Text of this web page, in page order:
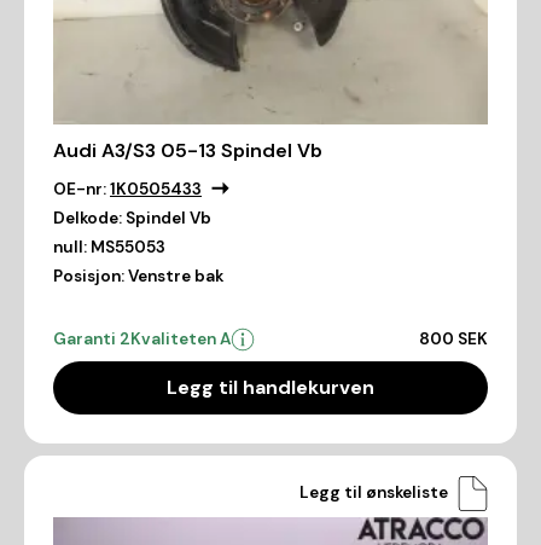
Audi A3/S3 05-13 Spindel Vb
OE-nr:1K0505433
Delkode: Spindel Vb
null: MS55053
Posisjon:Venstre bak
Garanti 2Kvaliteten A 800 SEK
Legg til handlekurven
Legg til ønskeliste